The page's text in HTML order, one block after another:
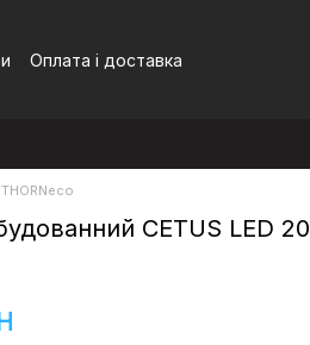
Оплата і доставка
THORNeco
CETUS LED